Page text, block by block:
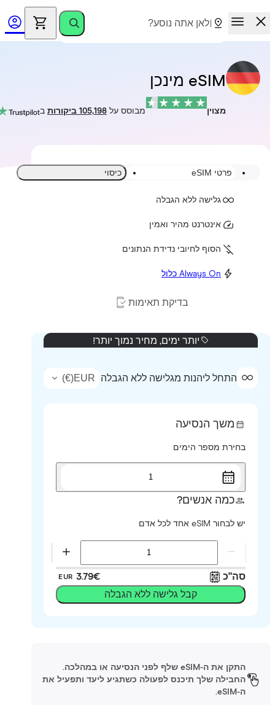
eSIM מינכן
מבוסס על105,198 ביקורות ב
פרטי eSIM כיסוי
גלישה ללא הגבלה
אינטרנט מהיר ואמין
הסוף לחיובי נדידת הנתונים
Always On כלול
בדיקת תאימות
יותר ימים, מחיר נמוך יותר!
התחל ליהנות מגלישה ללא הגבלה EUR
€
)
משך הנסיעה
בחירת מספר הימים
כמה אנשים?
יש לבחור eSIM אחד לכל אדם
EUR
קבל גלישה ללא הגבלה
התקן את ה-eSIM שלף לפני הנסיעה או במהלכה.
החבילה שלך תיכנס לפעולה כשתגיע ליעד ותפעיל את